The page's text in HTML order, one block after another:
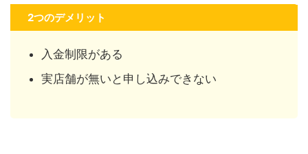
2つのデメリット
入金制限がある
実店舗が無いと申し込みできない